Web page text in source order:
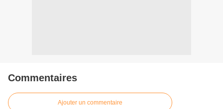
Commentaires
Ajouter un commentaire